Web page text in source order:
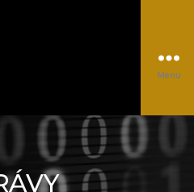
Menu
Kategórie